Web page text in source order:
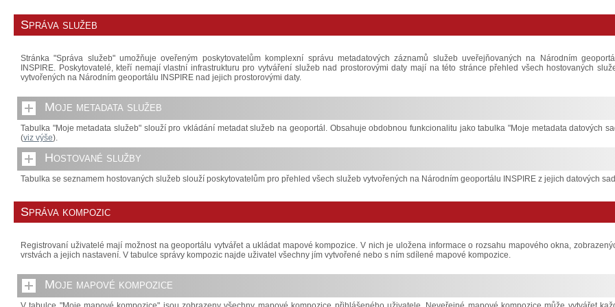
Správa služeb
Stránka "Správa služeb" umožňuje oveřeným poskytovatelům komplexní správu metadatových záznamů služeb uveřejňovaných na Národním
INSPIRE. Poskytovatelé, kteří nemají vlastní infrastrukturu pro vytváření služeb nad prostorovými daty mají na této stránce přehled všech hostovaných
vytvořených na Národním geoportálu INSPIRE nad jejich prostorovými daty.
Moje metadata služeb
Tabulka "Moje metadata služeb" slouží pro vkládání metadat služeb na geoportál. Obsahuje obdobnou funkcionalitu jako tabulka "Moje metadata datových
(viz výše).
Hostované služby
Tabulka se seznamem hostovaných služeb slouží poskytovatelům pro přehled všech služeb vytvořených na Národním geoportálu INSPIRE z jejich datových
Správa kompozic
Registrovaní uživatelé mají možnost na geoportálu vytvářet a ukládat mapové kompozice. V nich je uložena informace o rozsahu mapového okna,
vrstvách a jejich nastavení. V tabulce správy kompozic najde uživatel všechny jím vytvořené nebo s ním sdílené mapové kompozice.
Moje mapové kompozice